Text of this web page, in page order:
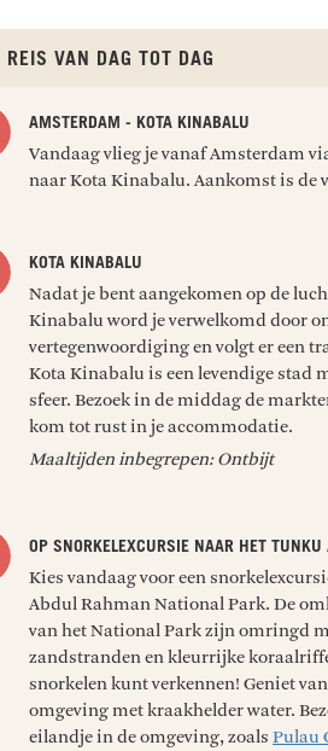
REIS VAN DAG TOT DAG
AMSTERDAM - KOTA KINABALU
Vandaag vlieg je vanaf Amsterdam
naar Kota Kinabalu. Aankomst is de
KOTA KINABALU
Nadat je bent aangekomen op de
Kinabalu word je verwelkomd door
vertegenwoordiging en volgt er een
Kota Kinabalu is een levendige stad
sfeer. Bezoek in de middag de
kom tot rust in je accommodatie.
Maaltijden inbegrepen: Ontbijt
OP SNORKELEXCURSIE NAAR HET
Kies vandaag voor een
Abdul Rahman National Park. De
van het National Park zijn omringd
zandstranden en kleurrijke
snorkelen kunt verkennen! Geniet
omgeving met kraakhelder water.
eilandje in de omgeving, zoals Pulau